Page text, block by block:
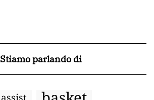
Stiamo parlando di